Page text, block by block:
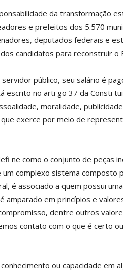
da transformação
e prefeitos dos 5.570
deputados federais e
candidatos para reconstruir
público, seu salário é
escrito no arti go 37 da Consti
moralidade,
exerce por meio de
ne como o conjunto de peças
um complexo sistema
é associado a quem possui
amparado em princípios e
dentre outros
contato com o que é certo
ou capacidade em